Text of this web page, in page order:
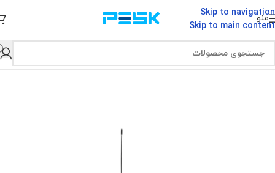
Skip to navigation
Skip to main content
منو